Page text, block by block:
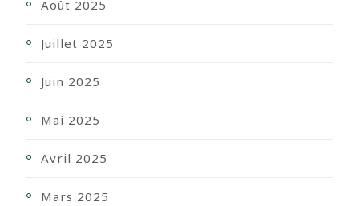
Août 2025
Juillet 2025
Juin 2025
Mai 2025
Avril 2025
Mars 2025